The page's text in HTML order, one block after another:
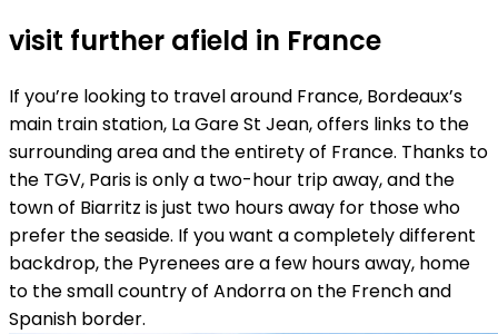
visit further afield in France
If you’re looking to travel around France, Bordeaux’s
main train station, La Gare St Jean, offers links to the
surrounding area and the entirety of France. Thanks to
the TGV, Paris is only a two-hour trip away, and the
town of Biarritz is just two hours away for those who
prefer the seaside. If you want a completely different
backdrop, the Pyrenees are a few hours away, home
to the small country of Andorra on the French and
Spanish border.